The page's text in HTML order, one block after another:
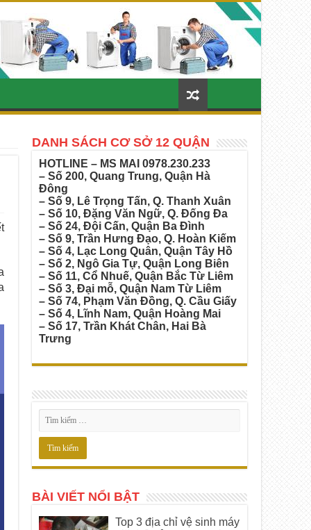
DANH SÁCH CƠ SỞ 12 QUẬN
HOTLINE – MS MAI 0978.230.233
– Số 200, Quang Trung, Quận Hà
Đông
– Số 9, Lê Trọng Tấn, Q. Thanh Xuân
– Số 10, Đặng Văn Ngữ, Q. Đống Đa
– Số 24, Đội Cấn, Quận Ba Đình
– Số 9, Trần Hưng Đạo, Q. Hoàn Kiếm
– Số 4, Lạc Long Quân, Quận Tây Hồ
– Số 2, Ngô Gia Tự, Quận Long Biên
– Số 11, Cổ Nhuế, Quận Bắc Từ Liêm
– Số 3, Đại mỗ, Quận Nam Từ Liêm
– Số 74, Phạm Văn Đồng, Q. Cầu Giấy
– Số 4, Lĩnh Nam, Quận Hoàng Mai
– Số 17, Trần Khát Chân, Hai Bà
Trưng
BÀI VIẾT NỔI BẬT
Top 3 địa chỉ vệ sinh máy